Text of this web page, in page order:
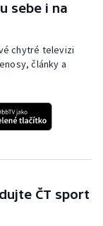
sebe i na
chytré televizi
články a
ČT sport